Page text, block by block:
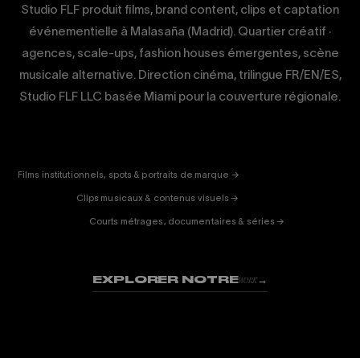
Studio FLF produit films, brand content, clips et captation
événementielle à Malasaña (Madrid). Quartier créatif ·
agences, scale-ups, fashion houses émergentes, scène
musicale alternative. Direction cinéma, trilingue FR/EN/ES,
Studio FLF LLC basée Miami pour la couverture régionale.
Films institutionnels, spots & portraits de marque →
Clips musicaux & contenus visuels →
FICTION
& DOC
Courts métrages, documentaires & séries →
EXPLORER NOTREWORK→